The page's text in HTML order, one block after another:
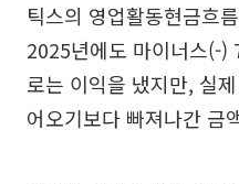
틱스의 영업활동현금흐
2025년에도 마이너스(-)
로는 이익을 냈지만, 실
어오기보다 빠져나간 금